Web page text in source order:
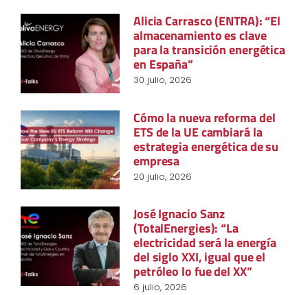
Alicia Carrasco (ENTRA): “El
almacenamiento es clave
para la transición energética
en España”
30 julio, 2026
Cómo la nueva reforma del
ETS de la UE cambiará la
estrategia energética de su
empresa
20 julio, 2026
José Ignacio Sanz
(TotalEnergies): “La
electricidad será la energía
del siglo XXI, igual que el
petróleo lo fue del XX”
6 julio, 2026